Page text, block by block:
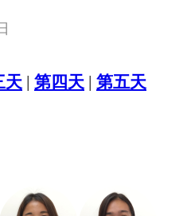
天 | 第四天 | 第五天